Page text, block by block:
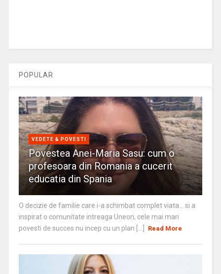
POPULAR
VEDETE & POVESTI
Povestea Anei-Maria Sasu: cum o
profesoara din Romania a cucerit
educatia din Spania
O decizie de familie care i-a schimbat complet viata… si a
inspirat o comunitate intreaga Uneori, cele mai mari
povesti de succes nu incep cu un plan [...]
Read More